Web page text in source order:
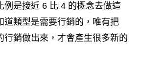
例是接近 6 比 4 的概念去做這
道類型是需要行銷的，唯有把
行銷做出來，才會產生很多新的